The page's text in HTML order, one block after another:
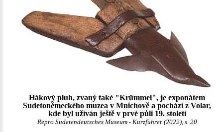
Hákový pluh, zvaný také "Krümmel", je exponátem
Sudetoněmeckého muzea v Mnichově a pochází z Volar,
kde byl užíván ještě v prvé půli 19. století
Repro Sudetendeutsches Museum - Kurzführer (2022), s. 20